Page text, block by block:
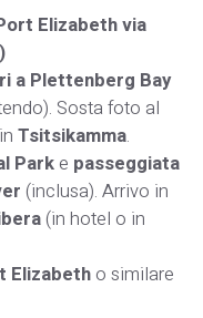
Elizabeth via
a Plettenberg Bay
Sosta foto al
inTsitsikamma.
Parke passeggiata
(inclusa). Arrivo in
(in hotel o in
Elizabeth o similare